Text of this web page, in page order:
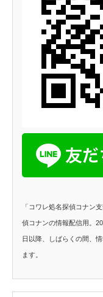
「コワレ処名探偵コナン
偵コナンの情報配信用。
日以降、しばらくの間、
ます。